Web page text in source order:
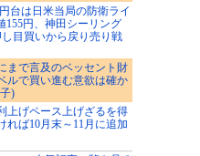
台は日米当局の防衛ライ
155円、神田シーリング
目買いから戻り売り戦
まで言及のベッセント財
ルで買い進む意欲は確か
)
上げペース上げざるを得
れば10月末～11月に追加